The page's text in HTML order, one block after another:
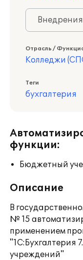
Отрасль /
Колледжи
Теги
бухгалтерия
функции:
Бюджетный
Описание
В
№ 15
применением
"1С:Бухгалтерия
учреждений"